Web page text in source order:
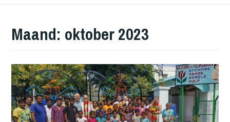
Maand: oktober 2023